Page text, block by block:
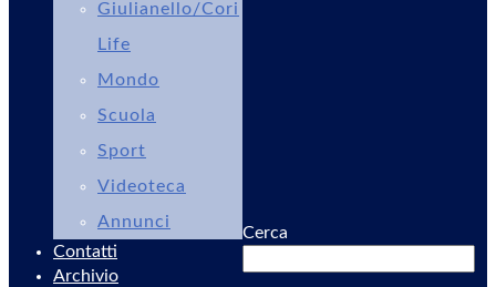
Giulianello/Cori
Life
Mondo
Scuola
Sport
Videoteca
Annunci
Contatti
Archivio
Cerca